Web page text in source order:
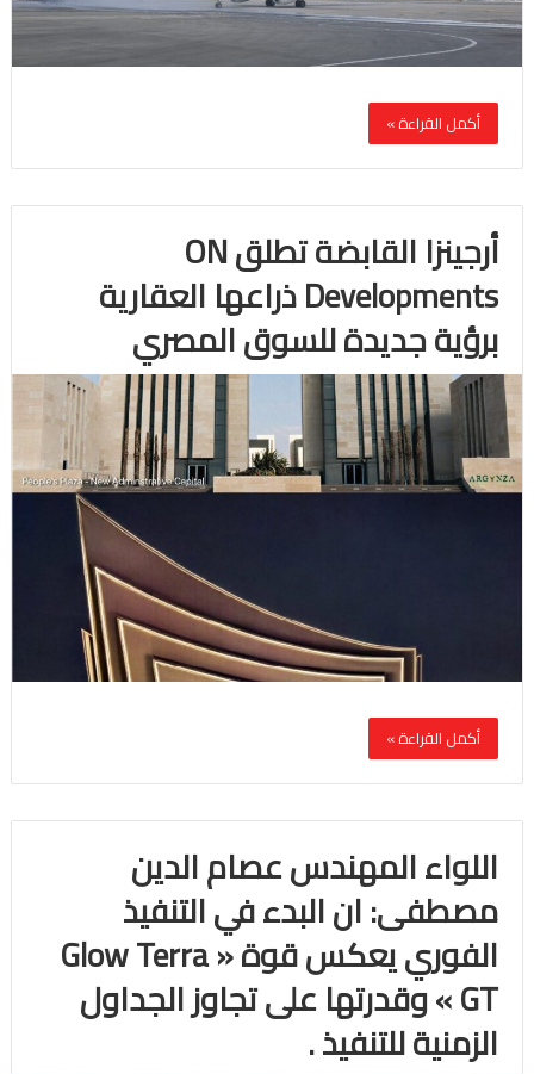
أكمل القراءة »
أرجينزا القابضة تطلق ON
Developments ذراعها العقارية
برؤية جديدة للسوق المصري
أكمل القراءة »
اللواء المهندس عصام الدين
مصطفى: ان البدء في التنفيذ
الفوري يعكس قوة « Glow Terra
GT » وقدرتها على تجاوز الجداول
الزمنية للتنفيذ .